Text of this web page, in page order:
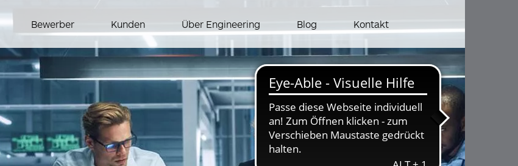
Bewerber Kunden Über Engineering Blog Kontakt